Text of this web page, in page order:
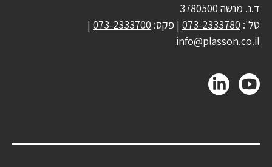
ד.נ. מנשה 3780500
טל': 073-2333780 | פקס: 073-2333700
|
info@plasson.co.il